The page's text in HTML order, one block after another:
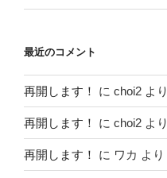
最近のコメント
再開します！ に choi2 より
再開します！ に choi2 より
再開します！ に ワカ より